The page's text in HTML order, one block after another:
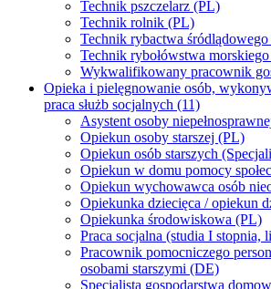
Technik pszczelarz (PL)
Technik rolnik (PL)
Technik rybactwa
Technik rybołówstwa
Wykwalifikowany pracownik
Opieka i pielęgnowanie osób,
praca służb socjalnych (11)
Asystent osoby
Opiekun osoby starszej (PL)
Opiekun osób starszych
Opiekun w domu pomocy
Opiekun wychowawca osób
Opiekunka dziecięca / opiekun
Opiekunka środowiskowa (PL)
Praca socjalna (studia I stopnia,
Pracownik pomocniczego
osobami starszymi (DE)
Specjalista gospodarstwa